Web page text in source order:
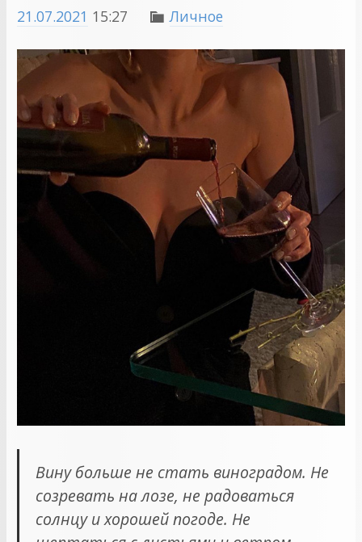
21.07.2021 15:27  Личное
Вину больше не стать виноградом. Не
созревать на лозе, не радоваться
солнцу и хорошей погоде. Не